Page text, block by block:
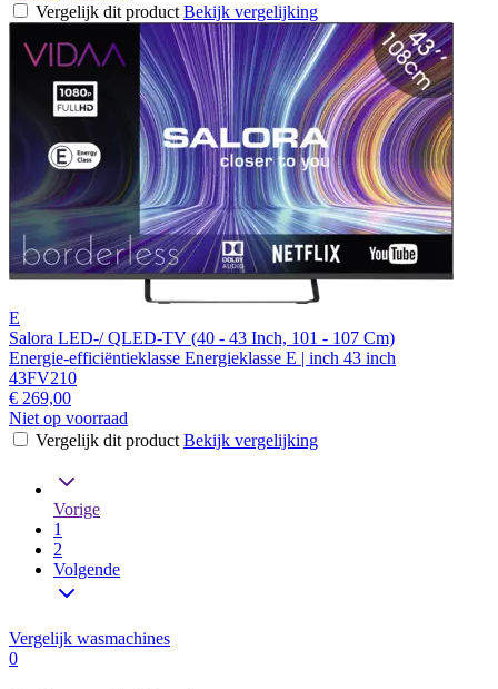
Vergelijk dit product Bekijk vergelijking
E
Salora LED-/ QLED-TV (40 - 43 Inch, 101 - 107 Cm)
Energie-efficiëntieklasse Energieklasse E | inch 43 inch
43FV210
€ 269,00
Niet op voorraad
Vergelijk dit product Bekijk vergelijking
Vorige
1
2
Volgende
Vergelijk wasmachines
0